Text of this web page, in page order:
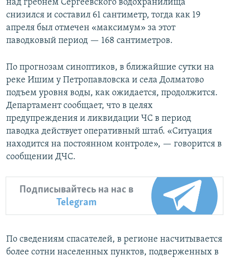
над гребнем Сергеевского водохранилища
снизился и составил 61 сантиметр, тогда как 19
апреля был отмечен «максимум» за этот
паводковый период — 168 сантиметров.
По прогнозам синоптиков, в ближайшие сутки на
реке Ишим у Петропавловска и села Долматово
подъем уровня воды, как ожидается, продолжится.
Департамент сообщает, что в целях
предупреждения и ликвидации ЧС в период
паводка действует оперативный штаб. «Ситуация
находится на постоянном контроле», — говорится в
сообщении ДЧС.
Подписывайтесь на нас в
Telegram
По сведениям спасателей, в регионе насчитывается
более сотни населенных пунктов, подверженных в